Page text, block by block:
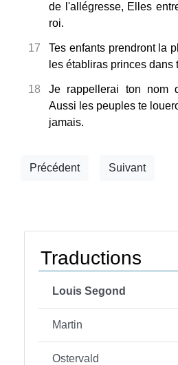
de l'allégresse, Elles
roi.
17
Tes enfants prendront la
les établiras princes dans
18
Je rappellerai ton nom
Aussi les peuples te
jamais.
Précédent Suivant
Traductions
Louis Segond
Martin
Ostervald